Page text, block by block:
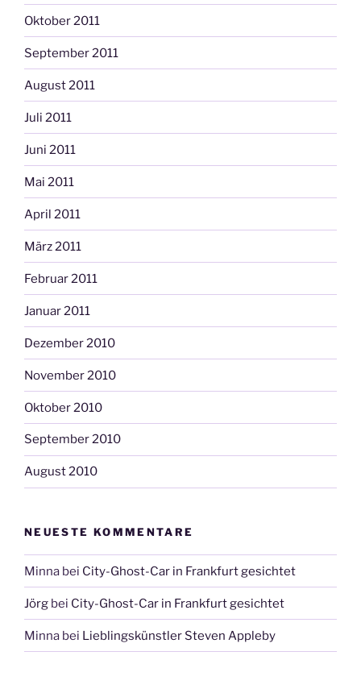
Oktober 2011
September 2011
August 2011
Juli 2011
Juni 2011
Mai 2011
April 2011
März 2011
Februar 2011
Januar 2011
Dezember 2010
November 2010
Oktober 2010
September 2010
August 2010
NEUESTE KOMMENTARE
Minna bei City-Ghost-Car in Frankfurt gesichtet
Jörg bei City-Ghost-Car in Frankfurt gesichtet
Minna bei Lieblingskünstler Steven Appleby